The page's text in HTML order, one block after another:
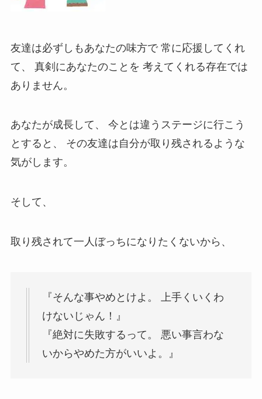
友達は必ずしもあなたの味方で 常に応援してくれ
て、 真剣にあなたのことを 考えてくれる存在では
ありません。
あなたが成長して、 今とは違うステージに行こう
とすると、 その友達は自分が取り残されるような
気がします。
そして、
取り残されて一人ぼっちになりたくないから、
『そんな事やめとけよ。 上手くいくわ
けないじゃん！』
『絶対に失敗するって。 悪い事言わな
いからやめた方がいいよ。』